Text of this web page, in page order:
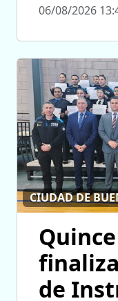
06/08/2026
CIUDAD DE
de